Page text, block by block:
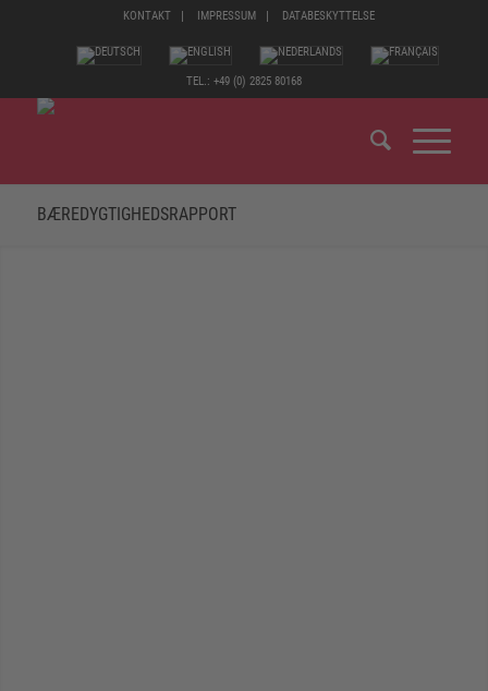
KONTAKT IMPRESSUM DATABESKYTTELSE
TEL.: +49 (0) 2825 80168
BÆREDYGTIGHEDSRAPPORT